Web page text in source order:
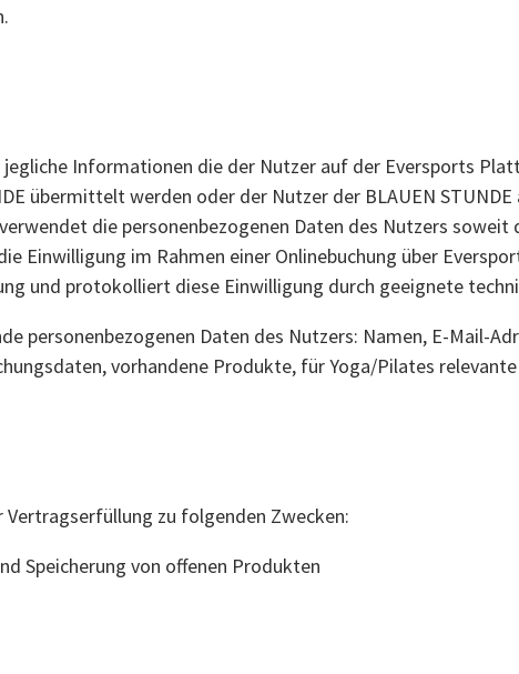
jegliche Informationen die der Nutzer auf der Eversports
übermittelt werden oder der Nutzer der BLAUEN
die personenbezogenen Daten des Nutzers
Einwilligung im Rahmen einer Onlinebuchung über
und protokolliert diese Einwilligung durch geeignete
personenbezogenen Daten des Nutzers: Namen, E-Mail-
vorhandene Produkte, für Yoga/Pilates
zu folgenden Zwecken:
Speicherung von offenen Produkten